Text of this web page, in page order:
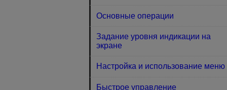
Основные операции
Задание уровня индикации на
экране
Настройка и использование меню
Быстрое управление